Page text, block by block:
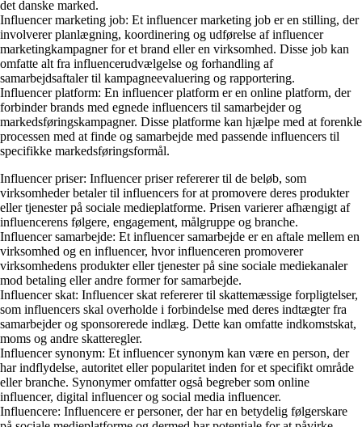
det danske marked.
Influencer marketing job: Et influencer marketing job er en stilling, der
involverer planlægning, koordinering og udførelse af influencer
marketingkampagner for et brand eller en virksomhed. Disse job kan
omfatte alt fra influencerudvælgelse og forhandling af
samarbejdsaftaler til kampagneevaluering og rapportering.
Influencer platform: En influencer platform er en online platform, der
forbinder brands med egnede influencers til samarbejder og
markedsføringskampagner. Disse platforme kan hjælpe med at forenkle
processen med at finde og samarbejde med passende influencers til
specifikke markedsføringsformål.
Influencer priser: Influencer priser refererer til de beløb, som
virksomheder betaler til influencers for at promovere deres produkter
eller tjenester på sociale medieplatforme. Prisen varierer afhængigt af
influencerens følgere, engagement, målgruppe og branche.
Influencer samarbejde: Et influencer samarbejde er en aftale mellem en
virksomhed og en influencer, hvor influenceren promoverer
virksomhedens produkter eller tjenester på sine sociale mediekanaler
mod betaling eller andre former for samarbejde.
Influencer skat: Influencer skat refererer til skattemæssige forpligtelser,
som influencers skal overholde i forbindelse med deres indtægter fra
samarbejder og sponsorerede indlæg. Dette kan omfatte indkomstskat,
moms og andre skatteregler.
Influencer synonym: Et influencer synonym kan være en person, der
har indflydelse, autoritet eller popularitet inden for et specifikt område
eller branche. Synonymer omfatter også begreber som online
influencer, digital influencer og social media influencer.
Influencere: Influencere er personer, der har en betydelig følgerskare